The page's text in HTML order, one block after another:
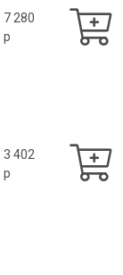
7 280
p
3 402
p